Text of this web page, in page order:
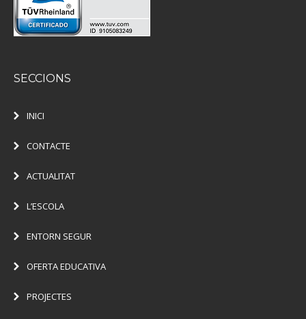
SECCIONS
INICI
CONTACTE
ACTUALITAT
L’ESCOLA
ENTORN SEGUR
OFERTA EDUCATIVA
PROJECTES